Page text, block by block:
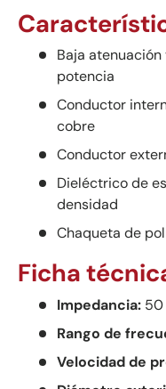
Baja
potencia
Conductor
cobre
Conductor
Dieléctrico de
densidad
Chaqueta de
Ficha
Impedancia: 50
Rango de
Velocidad de